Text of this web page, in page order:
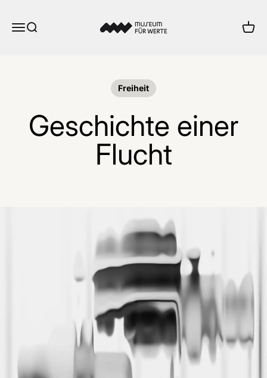
MenüSuche
Freiheit
Geschichte einer
Flucht